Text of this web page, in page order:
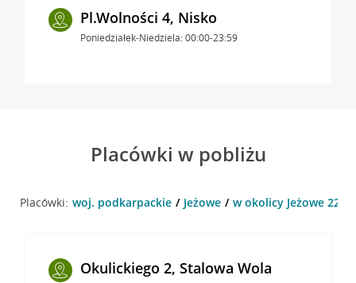
Pl.Wolności 4, Nisko
Poniedziałek-Niedziela: 00:00-23:59
Placówki w pobliżu
Placówki: woj. podkarpackie Jeżowe w okolicy Jeżowe 224 ,
Okulickiego 2, Stalowa Wola